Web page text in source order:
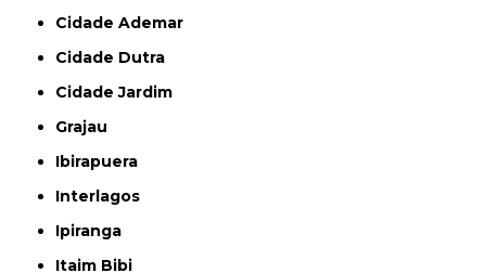
Cidade Ademar
Cidade Dutra
Cidade Jardim
Grajau
Ibirapuera
Interlagos
Ipiranga
Itaim Bibi